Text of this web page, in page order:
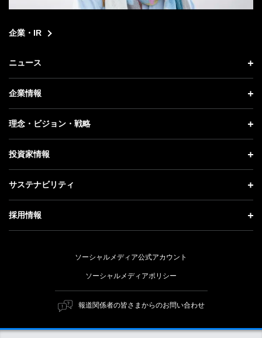
企業・IR
ニュース
ニュース トップ
プレスリリース
更新情報
記者説明会
企業情報
企業情報 トップ
社長メッセージ
事業紹介
ガバナンス
理念・ビジョン・戦略
理念・ビジョン・戦略 トップ
成長戦略「Activate AI for Society」
人材戦略
投資家情報
投資家情報 トップ
経営方針
個人投資家の皆さまへ
株式と社債について
サステナビリティ
サステナビリティ トップ
トップメッセージ
ESG方針・体制
マテリアリティ（重要課題）
ESGの主な取り組み
採用情報
キャリア採用
障がい者採用
ソーシャルメディア公式アカウント
ソーシャルメディアポリシー
報道関係者の皆さまからのお問い合わせ